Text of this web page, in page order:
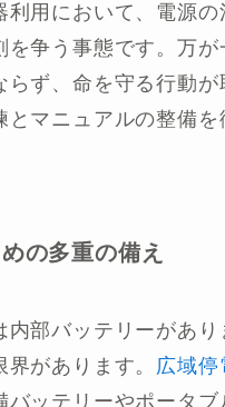
利用において、電源の
を争う事態です。万が
らず、命を守る行動が
とマニュアルの整備を
の多重の備え
内部バッテリーがあり
があります。 広域停
バッテリーやポータブ